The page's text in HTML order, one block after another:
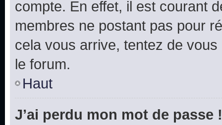
compte. En effet, il est courant
membres ne postant pas pour
cela vous arrive, tentez de
le forum.
Haut
J’ai perdu mon mot de passe !